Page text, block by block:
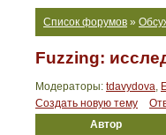
Список форумов »
Fuzzing:
Модераторы: tdavydova,
Создать новую тему
Автор